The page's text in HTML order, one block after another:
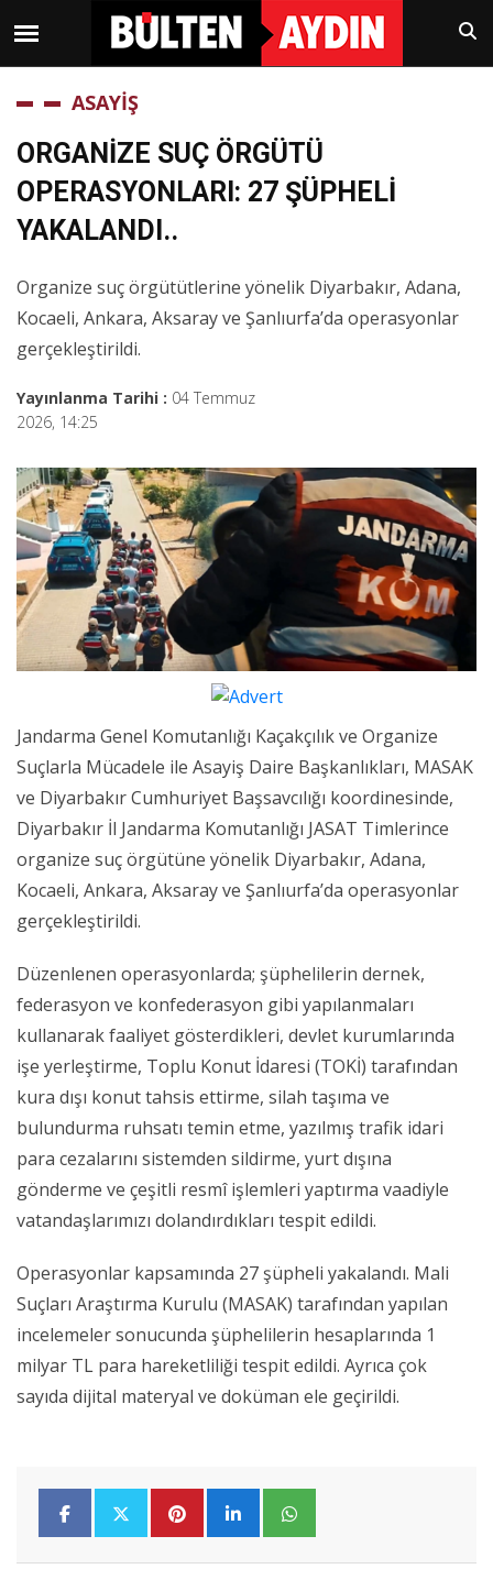
ASAYİŞ
ORGANİZE SUÇ ÖRGÜTÜ
OPERASYONLARI: 27 ŞÜPHELİ
YAKALANDI..
Organize suç örgütütlerine yönelik Diyarbakır, Adana,
Kocaeli, Ankara, Aksaray ve Şanlıurfa’da operasyonlar
gerçekleştirildi.
Yayınlanma Tarihi : 04 Temmuz
2026, 14:25
Jandarma Genel Komutanlığı Kaçakçılık ve Organize
Suçlarla Mücadele ile Asayiş Daire Başkanlıkları, MASAK
ve Diyarbakır Cumhuriyet Başsavcılığı koordinesinde,
Diyarbakır İl Jandarma Komutanlığı JASAT Timlerince
organize suç örgütüne yönelik Diyarbakır, Adana,
Kocaeli, Ankara, Aksaray ve Şanlıurfa’da operasyonlar
gerçekleştirildi.
Düzenlenen operasyonlarda; şüphelilerin dernek,
federasyon ve konfederasyon gibi yapılanmaları
kullanarak faaliyet gösterdikleri, devlet kurumlarında
işe yerleştirme, Toplu Konut İdaresi (TOKİ) tarafından
kura dışı konut tahsis ettirme, silah taşıma ve
bulundurma ruhsatı temin etme, yazılmış trafik idari
para cezalarını sistemden sildirme, yurt dışına
gönderme ve çeşitli resmî işlemleri yaptırma vaadiyle
vatandaşlarımızı dolandırdıkları tespit edildi.
Operasyonlar kapsamında 27 şüpheli yakalandı. Mali
Suçları Araştırma Kurulu (MASAK) tarafından yapılan
incelemeler sonucunda şüphelilerin hesaplarında 1
milyar TL para hareketliliği tespit edildi. Ayrıca çok
sayıda dijital materyal ve doküman ele geçirildi.